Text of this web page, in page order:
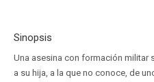
Sinopsis
Una asesina con formación militar
a su hija, a la que no conoce, de